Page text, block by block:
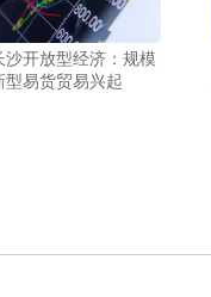
开放型经济：规模
型易货贸易兴起